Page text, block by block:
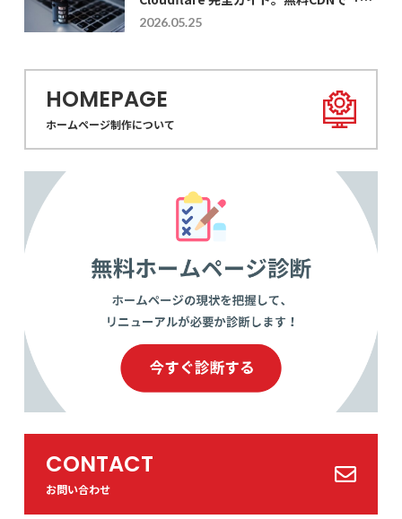
示速度」と「セキュリティ」を同時に最大
2026.05.25
HOMEPAGE
ホームページ制作について
CONTACT
お問い合わせ